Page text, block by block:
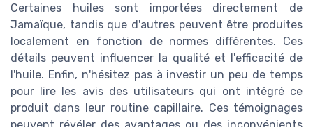
Certaines huiles sont importées directement de
Jamaïque, tandis que d'autres peuvent être produites
localement en fonction de normes différentes. Ces
détails peuvent influencer la qualité et l'efficacité de
l'huile. Enfin, n'hésitez pas à investir un peu de temps
pour lire les avis des utilisateurs qui ont intégré ce
produit dans leur routine capillaire. Ces témoignages
peuvent révéler des avantages ou des inconvénients